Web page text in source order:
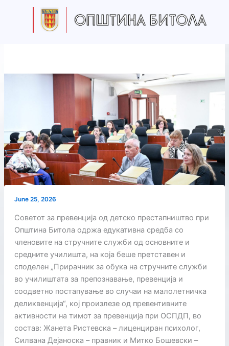
June 25, 2026
Советот за превенција од детско престапништво при
Општина Битола одржа едукативна средба со
членовите на стручните служби од основните и
средните училишта, на која беше претставен и
споделен „Прирачник за обука на стручните служби
во училиштата за препознавање, превенција и
соодветно постапување во случаи на малолетничка
деликвенција“, кој произлезе од превентивните
активности на тимот за превенција при ОСПДП, во
состав: Жанета Ристевска – лиценциран психолог,
Силвана Дејаноска – правник и Митко Бошевски –